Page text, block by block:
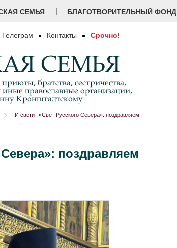
СЕМЬЯ | БЛАГОТВОРИТЕЛЬНЫЙ ФОНД
Телеграм Контакты Срочно!
СЕМЬЯ
братства, сестричества,
православные организации,
Кронштадтскому
И светит «Свет Русского Севера»: поздравляем
поздравляем